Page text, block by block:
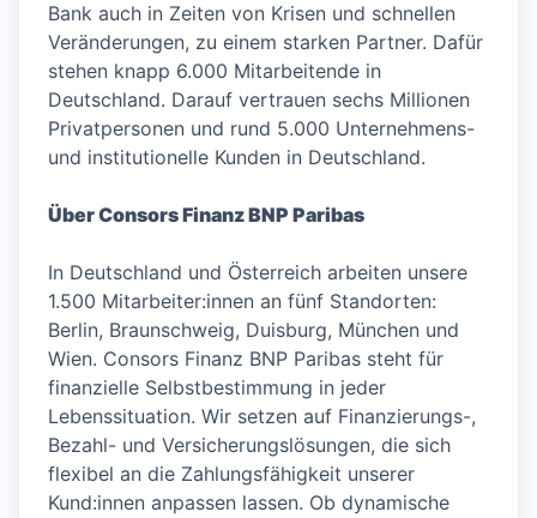
Bank auch in Zeiten von Krisen und schnellen
Veränderungen, zu einem starken Partner. Dafür
stehen knapp 6.000 Mitarbeitende in
Deutschland. Darauf vertrauen sechs Millionen
Privatpersonen und rund 5.000 Unternehmens-
und institutionelle Kunden in Deutschland.
Über Consors Finanz BNP Paribas
In Deutschland und Österreich arbeiten unsere
1.500 Mitarbeiter:innen an fünf Standorten:
Berlin, Braunschweig, Duisburg, München und
Wien. Consors Finanz BNP Paribas steht für
finanzielle Selbstbestimmung in jeder
Lebenssituation. Wir setzen auf Finanzierungs-,
Bezahl- und Versicherungslösungen, die sich
flexibel an die Zahlungsfähigkeit unserer
Kund:innen anpassen lassen. Ob dynamische